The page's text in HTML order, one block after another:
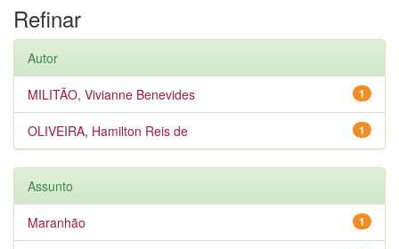
Refinar
Autor
1
MILITÃO, Vivianne Benevides
1
OLIVEIRA, Hamilton Reis de
Assunto
1
Maranhão